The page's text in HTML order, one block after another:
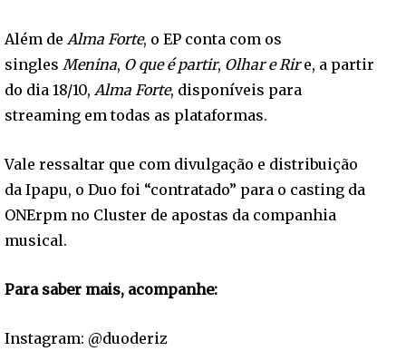
Além de Alma Forte, o EP conta com os
singles Menina, O que é partir, Olhar e Rire, a partir
do dia 18/10, Alma Forte, disponíveis para
streaming em todas as plataformas.
Vale ressaltar que com divulgação e distribuição
da Ipapu, o Duo foi “contratado” para o casting da
ONErpm no Cluster de apostas da companhia
musical.
Para saber mais, acompanhe:
Instagram: @duoderiz